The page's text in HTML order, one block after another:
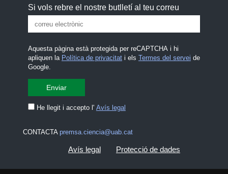
Si vols rebre el nostre butlletí al teu correu
Aquesta pàgina està protegida per reCAPTCHA i hi
apliquen la Política de privacitati els Termes del servei de
Google.
He llegit i accepto l' Avís legal
CONTACTA premsa.ciencia@uab.cat
Avís legal Protecció de dades